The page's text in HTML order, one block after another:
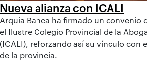
Nueva alianza con ICALI
Arquia Banca ha firmado un convenio
el Ilustre Colegio Provincial de la
(ICALI), reforzando así su vínculo con
de la provincia.